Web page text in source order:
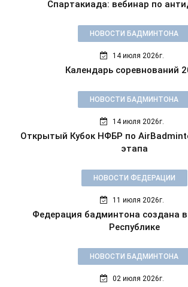
Спартакиада: вебинар по
НОВОСТИ БАДМИНТОНА
14 июля 2026г.
Календарь соревнований
НОВОСТИ БАДМИНТОНА
14 июля 2026г.
Открытый Кубок НФБР по
этапа
НОВОСТИ ФЕДЕРАЦИИ
11 июля 2026г.
Федерация бадминтона создана в
Республике
НОВОСТИ БАДМИНТОНА
02 июля 2026г.